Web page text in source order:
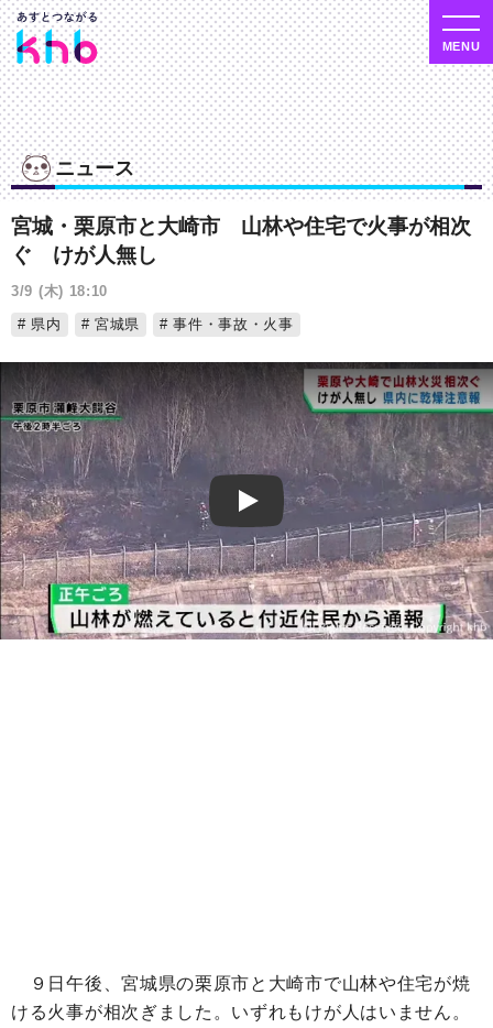
ニュース
宮城・栗原市と大崎市 山林や住宅で火事が相次
ぐ けが人無し
3/9 (木) 18:10
県内
宮城県 事件・事故・火事
Play
９日午後、宮城県の栗原市と大崎市で山林や住宅が焼
ける火事が相次ぎました。いずれもけが人はいません。